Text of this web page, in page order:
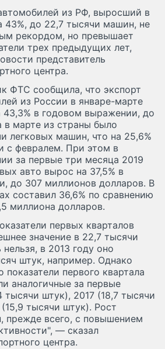
из РФ, выросший в
43%, до 22,7 тысячи машин, не
рекордом, но превышает
трех предыдущих лет,
представитель
центра.
ФТС сообщила, что экспорт
из России в январе-марте
43,3% в годовом выражении, до
в марте из страны было
легковых машин, что на 25,6%
с февралем. При этом в
за первые три месяца 2019
авто вырос на 37,5% в
до 307 миллионов долларов. В
составил 36,6% по сравнению
миллиона долларов.
первых кварталов
значение в 22,7 тысячи
в 2013 году оно
штук, например. Однако
показатели первого квартала
аналогичные за первые
тысячи штук), 2017 (18,7 тысячи
тысячи штук). Рост
прежде всего, с повышением
— сказал
центра.